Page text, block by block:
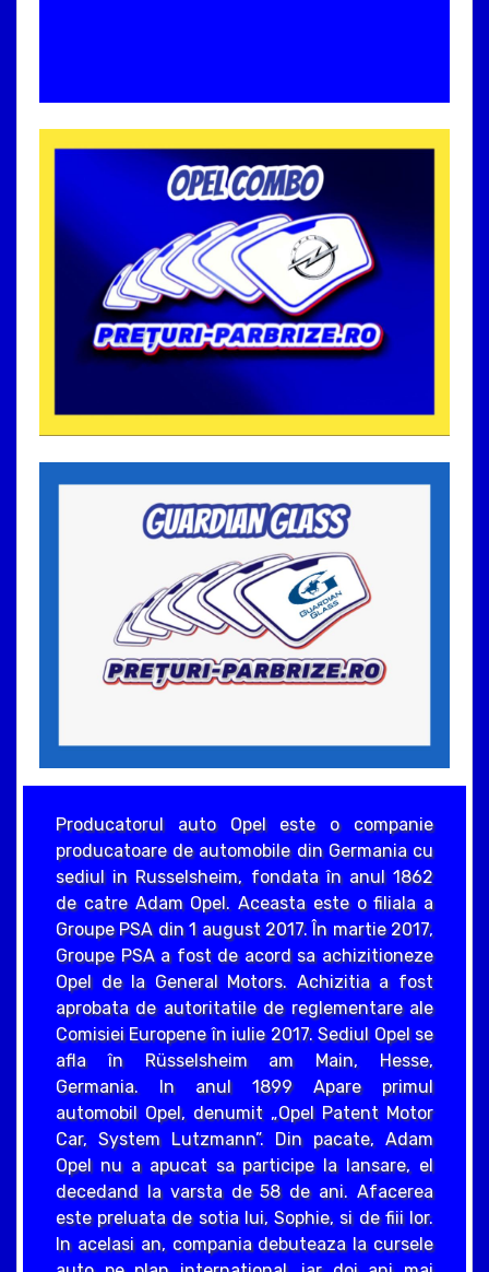
Producatorul auto Opel este o companie
producatoare de automobile din Germania cu
sediul in Russelsheim, fondata în anul 1862
de catre Adam Opel. Aceasta este o filiala a
Groupe PSA din 1 august 2017. În martie 2017,
Groupe PSA a fost de acord sa achizitioneze
Opel de la General Motors. Achizitia a fost
aprobata de autoritatile de reglementare ale
Comisiei Europene în iulie 2017. Sediul Opel se
afla în Rüsselsheim am Main, Hesse,
Germania. In anul 1899 Apare primul
automobil Opel, denumit „Opel Patent Motor
Car, System Lutzmann”. Din pacate, Adam
Opel nu a apucat sa participe la lansare, el
decedand la varsta de 58 de ani. Afacerea
este preluata de sotia lui, Sophie, si de fiii lor.
In acelasi an, compania debuteaza la cursele